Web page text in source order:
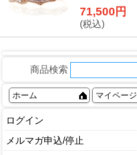
71,500円
(税込)
商品検索
ホーム マイページ
ログイン
メルマガ申込/停止